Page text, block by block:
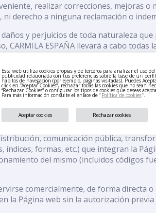
Esta web utiliza cookies propias y de terceros para analizar el uso
publicidad relacionada con tus preferencias sobre la base de un
hábitos de navegación (por ejemplo, páginas visitadas). Puedes
click en “Aceptar Cookies”, rechazar todas las cookies que no sean
“Rechazar Cookies” o configurar los tipos de cookies que deseas
Para más información consulte el enlace de "Política de cookies".
Rechazar cookies
Aceptar cookies
realizar correcciones, mejoras
derecho a ninguna reclamación o
y perjuicios de toda naturaleza
CARMILA ESPAÑA llevará a cabo
en que consiste la Página web, es el
comunicación pública,
formas, etc.) que integran la
del mismo (incluidos códigos
comercialmente, de forma directa
la Página web sin la autorización previa